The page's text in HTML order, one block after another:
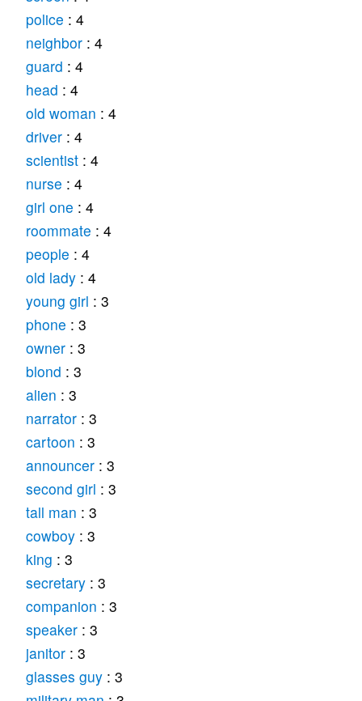
police : 4
neighbor: 4
guard : 4
head : 4
old woman : 4
driver: 4
scientist: 4
nurse : 4
girl one : 4
roommate : 4
people : 4
old lady: 4
young girl : 3
phone : 3
owner: 3
blond : 3
alien : 3
narrator: 3
cartoon : 3
announcer: 3
second girl : 3
tall man : 3
cowboy: 3
king : 3
secretary: 3
companion : 3
speaker: 3
janitor: 3
glasses guy: 3